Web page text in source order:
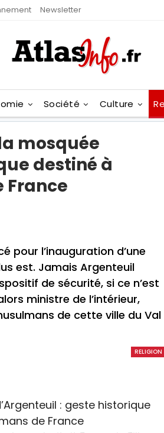
Newsletter
Société Culture
mosquée
destiné à
France
pour l’inauguration d’une
est. Jamais Argenteuil
de sécurité, si ce n’est
ministre de l’intérieur,
de cette ville du Val
RELIGION